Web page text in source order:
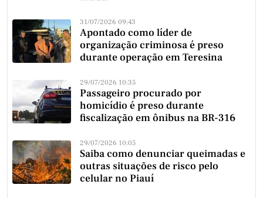
31/07/2026 09:43
Apontado como líder de
organização criminosa é preso
durante operação em Teresina
29/07/2026 10:35
Passageiro procurado por
homicídio é preso durante
fiscalização em ônibus na BR-316
29/07/2026 10:05
Saiba como denunciar queimadas e
outras situações de risco pelo
celular no Piauí